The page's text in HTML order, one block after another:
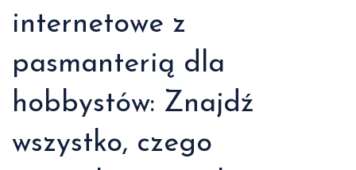
internetowe z
pasmanterią dla
hobbystów: Znajdź
wszystko, czego